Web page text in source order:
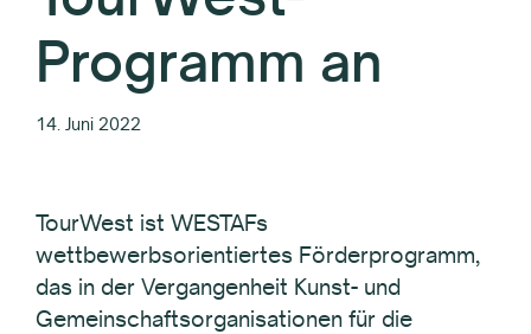
Programm an
14. Juni 2022
TourWest ist WESTAFs
wettbewerbsorientiertes Förderprogramm,
das in der Vergangenheit Kunst- und
Gemeinschaftsorganisationen für die